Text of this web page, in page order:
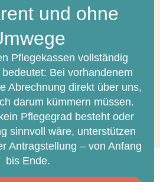
und ohne
Pflegekassen vollständig
Bei vorhandenem
Abrechnung direkt über uns,
darum kümmern müssen.
Pflegegrad besteht oder
sinnvoll wäre, unterstützen
Antragstellung – von Anfang
bis Ende.